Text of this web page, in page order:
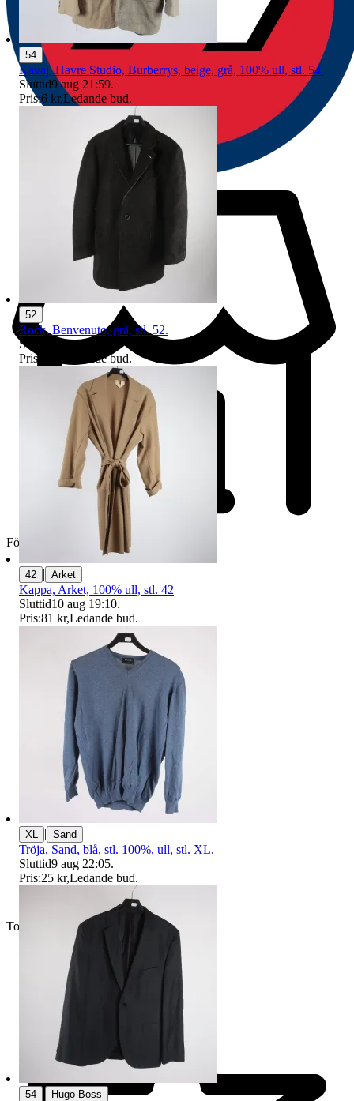
Företag
Toppsäljare
54
Kavaj, Havre Studio, Burberrys, beige, grå, 100% ull, stl. 54.
Sluttid9 aug 21:59.
Pris:6 kr,Ledande bud.
52
Rock, Benvenuto, grå, stl. 52.
Sluttid
9 aug 20:37
Pris:
Ledande bud.
42 | Arket
Kappa, Arket, 100% ull, stl. 42
Sluttid10 aug 19:10.
Pris:81 kr,Ledande bud.
XL | Sand
Tröja, Sand, blå, stl. 100%, ull, stl. XL.
Sluttid9 aug 22:05.
Pris:25 kr,Ledande bud.
54 Hugo Boss